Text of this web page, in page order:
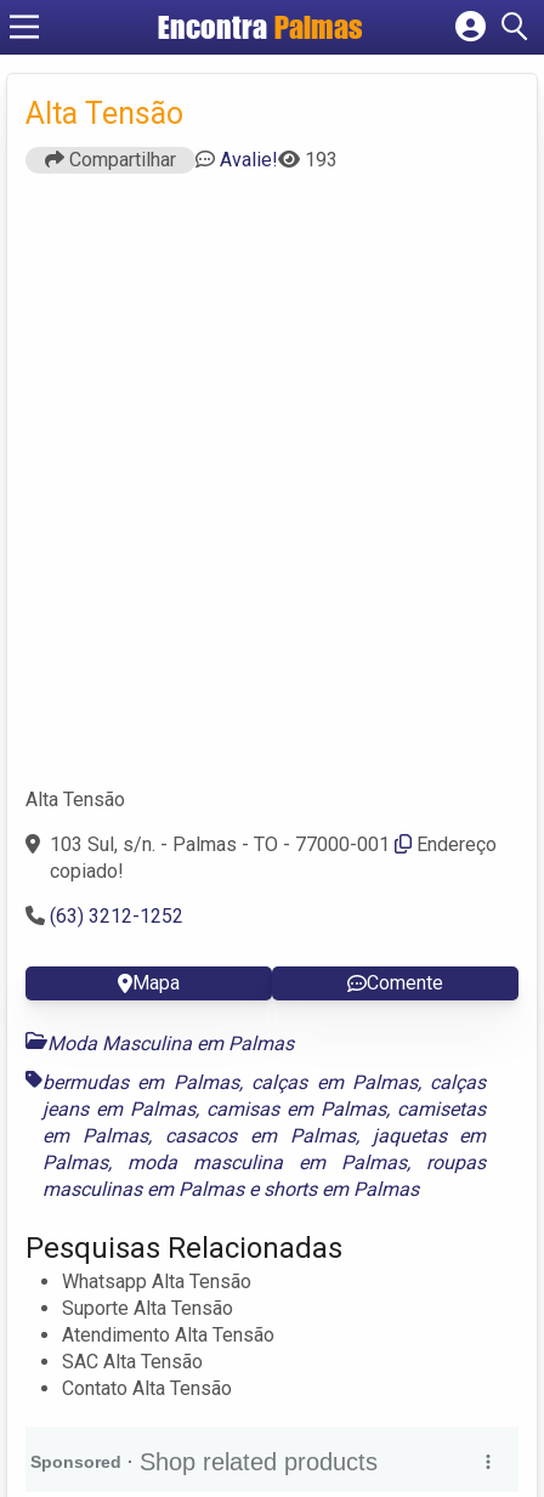
Encontra Palmas
Cadastrar empresa
Alta Tensão
Compartilhar Avalie! 193
Alta Tensão
103 Sul, s/n. - Palmas - TO - 77000-001
Endereço
copiado!
(63) 3212-1252
Mapa Comente
Moda Masculina em Palmas
bermudas em Palmas, calças em Palmas, calças
jeans em Palmas, camisas em Palmas, camisetas
em Palmas, casacos em Palmas, jaquetas em
Palmas, moda masculina em Palmas, roupas
masculinas em Palmaseshorts em Palmas
Pesquisas Relacionadas
Whatsapp Alta Tensão
Suporte Alta Tensão
Atendimento Alta Tensão
SAC Alta Tensão
Contato Alta Tensão